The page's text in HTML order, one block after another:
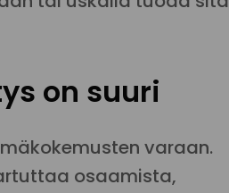
on suuri
varaan.
osaamista,